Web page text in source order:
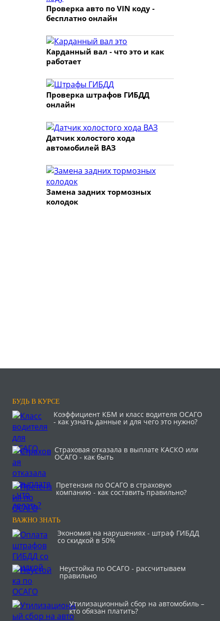
Проверка авто по VIN коду -
бесплатно онлайн
Карданный вал - что это и как
работает
Проверка штрафов ГИБДД
онлайн
Датчик холостого хода
автомобилей ВАЗ
Замена задних тормозных
колодок
БУДЬ В КУРСЕ
Коэффициент КБМ и класс водителя ОСАГО
- как узнать данные и для чего это нужно?
Страховая отказала в выплате КАСКО или
ОСАГО - как быть
Претензия по ОСАГО в страховую
компанию - как составить правильно?
ВАЖНО ЗНАТЬ
Экономия на нарушениях - штраф ГИБДД
со скидкой в 50%
Неустойка по ОСАГО - рассчитываем
правильно
Утилизационный сбор на автомобиль –
кто обязан платить?